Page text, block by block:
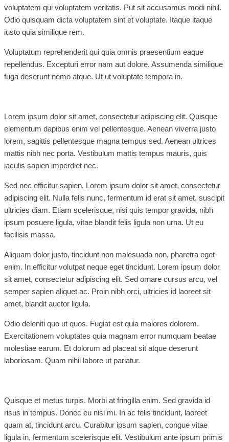
voluptatem qui voluptatem veritatis. Put sit accusamus modi nihil.
Odio quisquam dicta voluptatem sint et voluptate. Itaque itaque
iusto quia similique rem.
Voluptatum reprehenderit qui quia omnis praesentium eaque
repellendus. Excepturi error nam aut dolore. Assumenda similique
fuga deserunt nemo atque. Ut ut voluptate tempora in.
Lorem ipsum dolor sit amet, consectetur adipiscing elit. Quisque
elementum dapibus enim vel pellentesque. Aenean viverra justo
lorem, sagittis pellentesque magna tempus sed. Aenean ultrices
mattis nibh nec porta. Vestibulum mattis tempus mauris, quis
iaculis sapien imperdiet nec.
Sed nec efficitur sapien. Lorem ipsum dolor sit amet, consectetur
adipiscing elit. Nulla felis nunc, fermentum id erat sit amet, suscipit
ultricies diam. Etiam scelerisque, nisi quis tempor gravida, nibh
ipsum posuere ligula, vitae blandit felis ligula non urna. Ut eu
facilisis massa.
Aliquam dolor justo, tincidunt non malesuada non, pharetra eget
enim. In efficitur volutpat neque eget tincidunt. Lorem ipsum dolor
sit amet, consectetur adipiscing elit. Sed ornare cursus arcu, vel
semper sapien aliquet ac. Proin nibh orci, ultricies id laoreet sit
amet, blandit auctor ligula.
Odio deleniti quo ut quos. Fugiat est quia maiores dolorem.
Exercitationem voluptates quia magnam error numquam beatae
molestiae earum. Et dolorum ad placeat sit atque deserunt
laboriosam. Quam nihil labore ut pariatur.
Quisque et metus turpis. Morbi at fringilla enim. Sed gravida id
risus in tempus. Donec eu nisi mi. In ac felis tincidunt, laoreet
quam at, tincidunt arcu. Curabitur ipsum sapien, congue vitae
ligula in, fermentum scelerisque elit. Vestibulum ante ipsum primis